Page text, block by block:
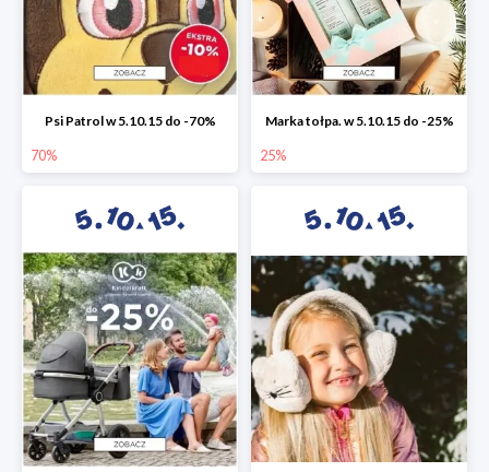
Psi Patrol w 5.10.15 do -70%
70%
Marka tołpa. w 5.10.15 do -25%
25%